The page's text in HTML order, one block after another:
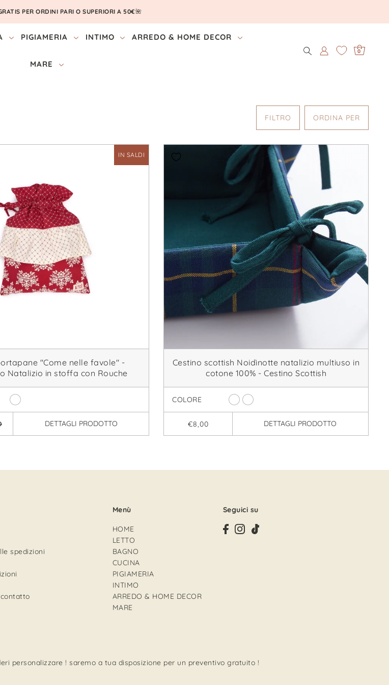
PER ORDINI PARI O SUPERIORI A 50€🌺
PIGIAMERIA INTIMO ARREDO & HOME DECOR
MARE
0
FILTRO ORDINA PER
IN SALDI
"Come nelle favole" -
Natalizio in stoffa con Rouche
DETTAGLI PRODOTTO
Cestino scottish Noidìnotte natalizio multiuso in
cotone 100% - Cestino Scottish
COLORE
€8,00 DETTAGLI PRODOTTO
spedizioni
Menù
HOME
LETTO
BAGNO
CUCINA
PIGIAMERIA
INTIMO
ARREDO & HOME DECOR
MARE
Seguici su
personalizzare ! saremo a tua disposizione per un preventivo gratuito !
di sconto
per sconti, promo, e lanci di nuove collezioni !